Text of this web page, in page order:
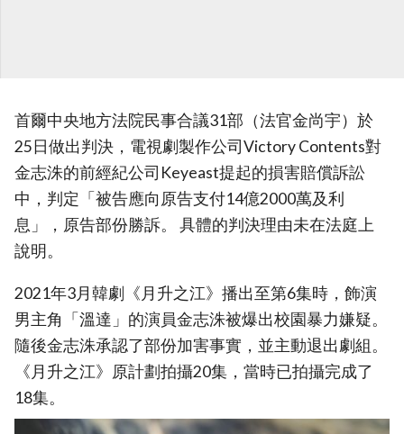
首爾中央地方法院民事合議31部（法官金尚宇）於
25日做出判決，電視劇製作公司Victory Contents對
金志洙的前經紀公司Keyeast提起的損害賠償訴訟
中，判定「被告應向原告支付14億2000萬及利
息」，原告部份勝訴。 具體的判決理由未在法庭上
說明。
2021年3月韓劇《月升之江》播出至第6集時，飾演
男主角「溫達」的演員金志洙被爆出校園暴力嫌疑。
隨後金志洙承認了部份加害事實，並主動退出劇組。
《月升之江》原計劃拍攝20集，當時已拍攝完成了
18集。